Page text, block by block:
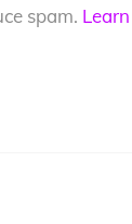
spam.